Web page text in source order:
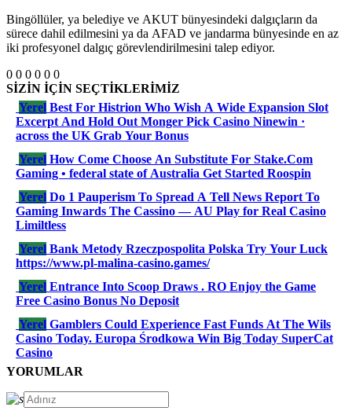
Bingöllüler, ya belediye ve AKUT bünyesindeki dalgıçların da
sürece dahil edilmesini ya da AFAD ve jandarma bünyesinde en az
iki profesyonel dalgıç görevlendirilmesini talep ediyor.
0 0 0 0 0 0
SİZİN İÇİN SEÇTİKLERİMİZ
Yerel Best For Histrion Who Wish A Wide Expansion Slot
Excerpt And Hold Out Monger Pick Casino Ninewin ·
across the UK Grab Your Bonus
Yerel How Come Choose An Substitute For Stake.Com
Gaming • federal state of Australia Get Started Roospin
Yerel Do 1 Pauperism To Spread A Tell News Report To
Gaming Inwards The Cassino — AU Play for Real Casino
Limiltless
Yerel Bank Metody Rzeczpospolita Polska Try Your Luck
https://www.pl-malina-casino.games/
Yerel Entrance Into Scoop Draws . RO Enjoy the Game
Free Casino Bonus No Deposit
Yerel Gamblers Could Experience Fast Funds At The Wils
Casino Today. Europa Środkowa Win Big Today SuperCat
Casino
YORUMLAR